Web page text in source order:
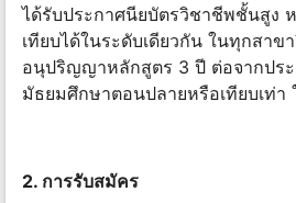
ได้รับประกาศนียบัตรวิชาชีพชั้นสูง
เทียบได้ในระดับเดียวกัน ในทุกสาข
อนุปริญญาหลักสูตร 3 ปี ต่อจากปร
มัธยมศึกษาตอนปลายหรือเทียบเท่า
2. การรับสมัคร